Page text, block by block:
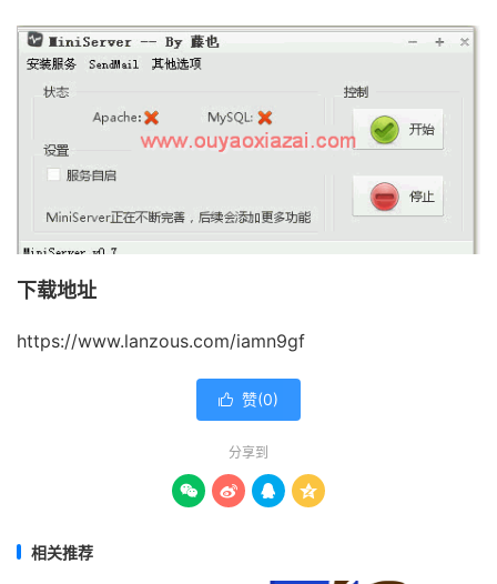
下载地址
https://www.lanzous.com/iamn9gf
 赞(0)
分享到
   
相关推荐